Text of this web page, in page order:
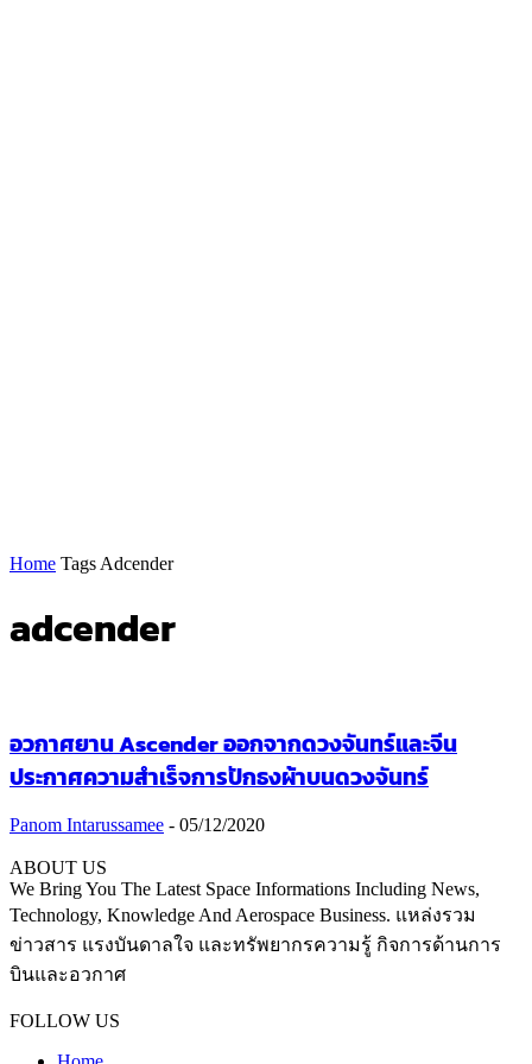
Home Tags Adcender
adcender
อวกาศยาน Ascender ออกจากดวงจันทร์และจีน
ประกาศความสำเร็จการปักธงผ้าบนดวงจันทร์
Panom Intarussamee - 05/12/2020
ABOUT US
We Bring You The Latest Space Informations Including News,
Technology, Knowledge And Aerospace Business. แหล่งรวม
ข่าวสาร แรงบันดาลใจ และทรัพยากรความรู้ กิจการด้านการ
บินและอวกาศ
FOLLOW US